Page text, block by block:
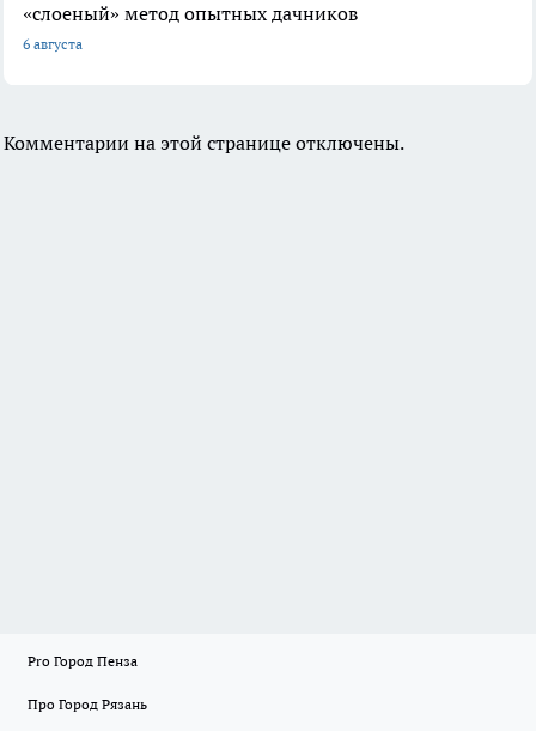
«слоеный» метод опытных дачников
6 августа
Комментарии на этой странице отключены.
Pro Город Пенза
Про Город Рязань